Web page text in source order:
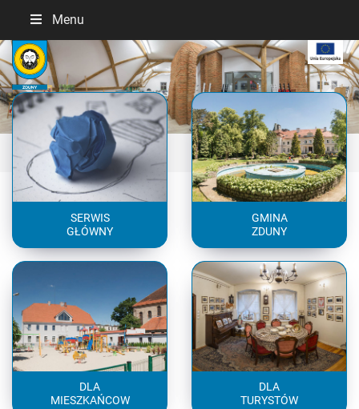
Menu
Previous Next
SERWIS
GŁÓWNY
GMINA
ZDUNY
DLA
MIESZKAŃCOW
DLA
TURYSTÓW